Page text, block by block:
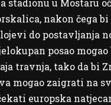
nakon čega
do postavljanja
posao
travnja, tako da bi
mogao zaigrati na
europska